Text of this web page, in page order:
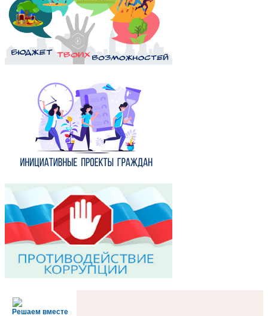
Решаем вместе